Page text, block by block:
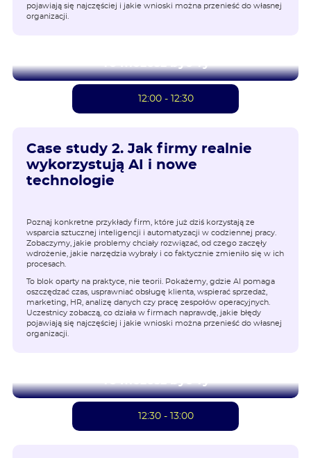
pojawiają się najczęściej i jakie wnioski można przenieść do własnej
organizacji.
12:00 - 12:30
Case study 2. Jak firmy realnie
wykorzystują AI i nowe
technologie
Poznaj konkretne przykłady firm, które już dziś korzystają ze
wsparcia sztucznej inteligencji i automatyzacji w codziennej pracy.
Zobaczymy, jakie problemy chciały rozwiązać, od czego zaczęły
wdrożenie, jakie narzędzia wybrały i co faktycznie zmieniło się w ich
procesach.
To blok oparty na praktyce, nie teorii. Pokażemy, gdzie AI pomaga
oszczędzać czas, usprawniać obsługę klienta, wspierać sprzedaż,
marketing, HR, analizę danych czy pracę zespołów operacyjnych.
Uczestnicy zobaczą, co działa w firmach naprawdę, jakie błędy
pojawiają się najczęściej i jakie wnioski można przenieść do własnej
organizacji.
12:30 - 13:00